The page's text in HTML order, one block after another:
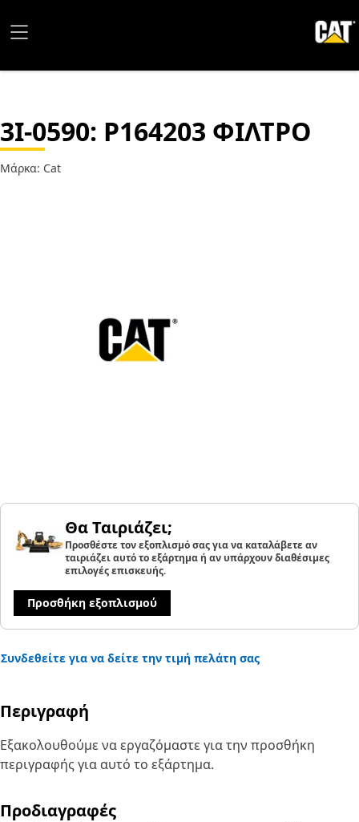
3I-0590: P164203 ΦΙΛΤΡΟ
Μάρκα: Cat
Θα Ταιριάζει;
Προσθέστε τον εξοπλισμό σας για να καταλάβετε αν
ταιριάζει αυτό το εξάρτημα ή αν υπάρχουν διαθέσιμες
επιλογές επισκευής.
Προσθήκη εξοπλισμού
Συνδεθείτε για να δείτε την τιμή πελάτη σας
Περιγραφή
Εξακολουθούμε να εργαζόμαστε για την προσθήκη
περιγραφής για αυτό το εξάρτημα.
Προδιαγραφές